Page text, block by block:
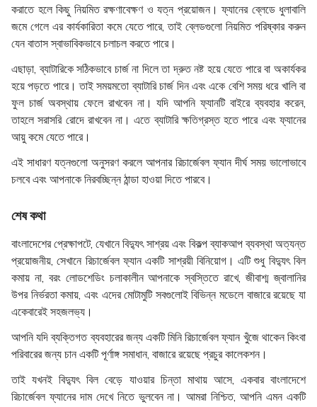
করাতে হলে কিছু নিয়মিত রক্ষণাবেক্ষণ ও যত্ন প্রয়োজন। ফ্যানের ব্লেডে ধুলাবালি
জমে গেলে এর কার্যকারিতা কমে যেতে পারে, তাই ব্লেডগুলো নিয়মিত পরিষ্কার করুন
যেন বাতাস স্বাভাবিকভাবে চলাচল করতে পারে।
এছাড়া, ব্যাটারিকে সঠিকভাবে চার্জ না দিলে তা দ্রুত নষ্ট হয়ে যেতে পারে বা অকার্যকর
হয়ে পড়তে পারে। তাই সময়মতো ব্যাটারি চার্জ দিন এবং একে বেশি সময় ধরে খালি বা
ফুল চার্জ অবস্থায় ফেলে রাখবেন না। যদি আপনি ফ্যানটি বাইরে ব্যবহার করেন,
তাহলে সরাসরি রোদে রাখবেন না। এতে ব্যাটারি ক্ষতিগ্রস্ত হতে পারে এবং ফ্যানের
আয়ু কমে যেতে পারে।
এই সাধারণ যত্নগুলো অনুসরণ করলে আপনার রিচার্জেবল ফ্যান দীর্ঘ সময় ভালোভাবে
চলবে এবং আপনাকে নিরবচ্ছিন্ন ঠান্ডা হাওয়া দিতে পারবে।
শেষ কথা
বাংলাদেশের প্রেক্ষাপটে, যেখানে বিদ্যুৎ সাশ্রয় এবং বিকল্প ব্যাকআপ ব্যবস্থা অত্যন্ত
প্রয়োজনীয়, সেখানে রিচার্জেবল ফ্যান একটি সাশ্রয়ী বিনিয়োগ। এটি শুধু বিদ্যুৎ বিল
কমায় না, বরং লোডশেডিং চলাকালীন আপনাকে স্বস্তিতে রাখে, জীবাশ্ম জ্বালানির
উপর নির্ভরতা কমায়, এবং এদের মোটামুটি সবগুলোই বিভিন্ন মডেলে বাজারে রয়েছে যা
একেবারেই সহজলভ্য।
আপনি যদি ব্যক্তিগত ব্যবহারের জন্য একটি মিনি রিচার্জেবল ফ্যান খুঁজে থাকেন কিংবা
পরিবারের জন্য চান একটি পূর্ণাঙ্গ সমাধান, বাজারে রয়েছে প্রচুর কালেকশন।
তাই যখনই বিদ্যুৎ বিল বেড়ে যাওয়ার চিন্তা মাথায় আসে, একবার বাংলাদেশে
রিচার্জেবল ফ্যানের দাম দেখে নিতে ভুলবেন না। আমরা নিশ্চিত, আপনি এমন একটি